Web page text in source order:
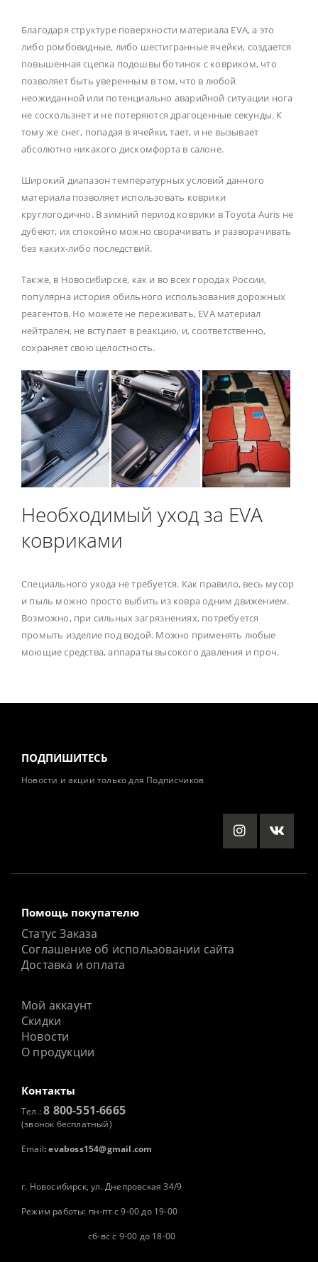
Благодаря структуре поверхности материала EVA, а это
либо ромбовидные, либо шестигранные ячейки, создается
повышенная сцепка подошвы ботинок с ковриком, что
позволяет быть уверенным в том, что в любой
неожиданной или потенциально аварийной ситуации нога
не соскользнет и не потеряются драгоценные секунды. К
тому же снег, попадая в ячейки, тает, и не вызывает
абсолютно никакого дискомфорта в салоне.
Широкий диапазон температурных условий данного
материала позволяет использовать коврики
круглогодично. В зимний период коврики в Toyota Auris не
дубеют, их спокойно можно сворачивать и разворачивать
без каких-либо последствий.
Также, в Новосибирске, как и во всех городах России,
популярна история обильного использования дорожных
реагентов. Но можете не переживать, EVA материал
нейтрален, не вступает в реакцию, и, соответственно,
сохраняет свою целостность.
Необходимый уход за EVA
ковриками
Специального ухода не требуется. Как правило, весь мусор
и пыль можно просто выбить из ковра одним движением.
Возможно, при сильных загрязнениях, потребуется
промыть изделие под водой. Можно применять любые
моющие средства, аппараты высокого давления и проч.
ПОДПИШИТЕСЬ
Новости и акции только для Подписчиков
Помощь покупателю
Статус Заказа
Соглашение об использовании сайта
Доставка и оплата
Мой аккаунт
Скидки
Новости
О продукции
Контакты
Тел.:8 800-551-6665
(звонок бесплатный)
Email: evaboss154@gmail.com
г. Новосибирск, ул. Днепровская 34/9
Режим работы: пн-пт с 9-00 до 19-00
сб-вс с 9-00 до 18-00